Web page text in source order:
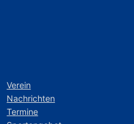
Verein
Nachrichten
Termine